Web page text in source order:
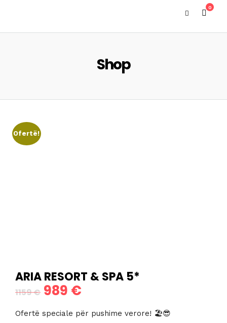
0
Shop
Ofertë!
ARIA RESORT & SPA 5*
1159€ Çmimi
origjinal
989 €
i
Ofertë speciale për pushime verore! 🏖😎